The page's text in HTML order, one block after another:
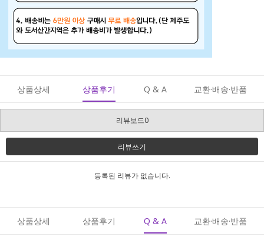
상품상세 상품후기 Q & A 교환·배송·반품
리뷰보드0
리뷰쓰기
등록된 리뷰가 없습니다.
상품상세 상품후기 Q & A 교환·배송·반품